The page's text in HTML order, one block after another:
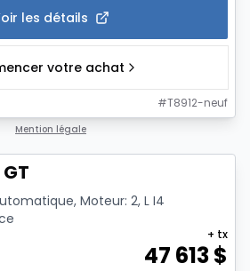
les détails
votre achat
#T8912-neuf
Mention légale
Moteur: 2, L I4
47 613$
+ tx